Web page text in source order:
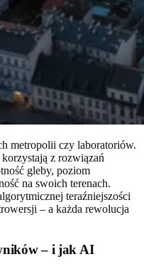
metropolii czy laboratoriów.
z rozwiązań
gleby, poziom
na swoich terenach.
teraźniejszości
– a każda rewolucja
– i jak AI